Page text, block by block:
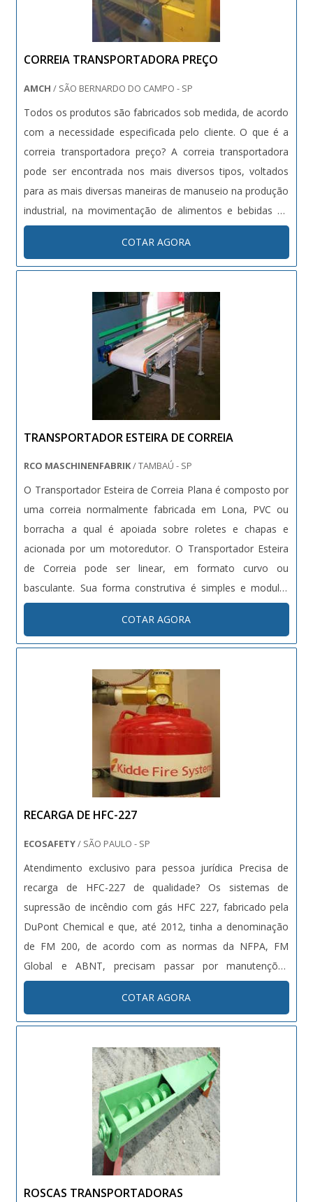
CORREIA TRANSPORTADORA PREÇO
AMCH / SÃO BERNARDO DO CAMPO - SP
Todos os produtos são fabricados sob medida, de acordo
com a necessidade especificada pelo cliente. O que é a
correia transportadora preço? A correia transportadora
pode ser encontrada nos mais diversos tipos, voltados
para as mais diversas maneiras de manuseio na produção
industrial, na movimentação de alimentos e bebidas na
forma de caixas, paletes, produtos em pacotes,
eletrodomésticos, autopeças e principalmente a correia
transportadora é e....
COTAR AGORA
TRANSPORTADOR ESTEIRA DE CORREIA
RCO MASCHINENFABRIK/ TAMBAÚ - SP
O Transportador Esteira de Correia Plana é composto por
uma correia normalmente fabricada em Lona, PVC ou
borracha a qual é apoiada sobre roletes e chapas e
acionada por um motoredutor. O Transportador Esteira
de Correia pode ser linear, em formato curvo ou
basculante. Sua forma construtiva é simples e modular
permitindo uma instalação rápida e proporcionando baixa
e fácil manutenção. O Transportador Esteira de Correia
pode ser construídos em aço....
COTAR AGORA
RECARGA DE HFC-227
ECOSAFETY/ SÃO PAULO - SP
Atendimento exclusivo para pessoa jurídica Precisa de
recarga de HFC-227 de qualidade? Os sistemas de
supressão de incêndio com gás HFC 227, fabricado pela
DuPont Chemical e que, até 2012, tinha a denominação
de FM 200, de acordo com as normas da NFPA, FM
Global e ABNT, precisam passar por manutenções
regularmente, para garantir a eficiência ao longo do
tempo. Processo de despressurização A despressurização
dos cilindros com HF....
COTAR AGORA
ROSCAS TRANSPORTADORAS